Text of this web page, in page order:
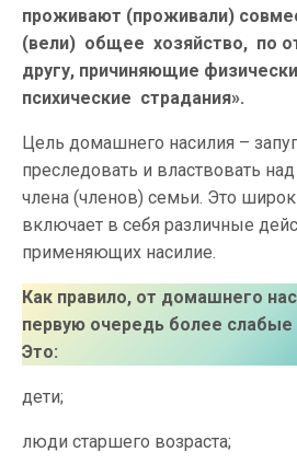
проживают (проживали)
(вели) общее хозяйство, по
другу, причиняющие
психические страдания».
Цель домашнего насилия –
преследовать и властвовать
члена (членов) семьи. Это
включает в себя различные
применяющих насилие.
Как правило, от домашнего
первую очередь более
Это:
дети;
люди старшего возраста;